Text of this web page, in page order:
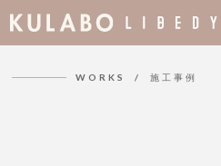
03.Earth
WORKS / 施工事例